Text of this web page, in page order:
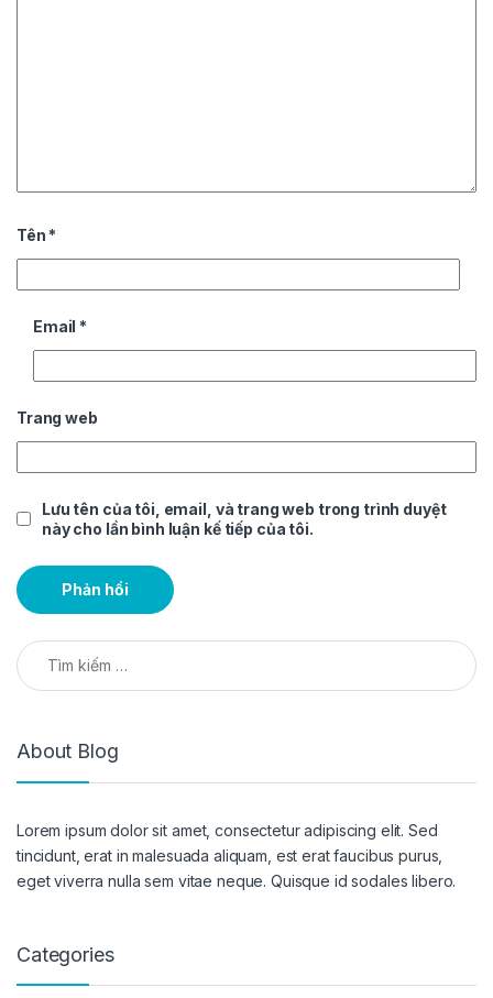
Tên *
Email *
Trang web
Lưu tên của tôi, email, và trang web trong trình duyệt
này cho lần bình luận kế tiếp của tôi.
Tìm kiếm cho:
About Blog
Lorem ipsum dolor sit amet, consectetur adipiscing elit. Sed
tincidunt, erat in malesuada aliquam, est erat faucibus purus,
eget viverra nulla sem vitae neque. Quisque id sodales libero.
Categories